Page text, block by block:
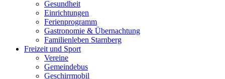
Gesundheit
Einrichtungen
Ferienprogramm
Gastronomie & Übernachtung
Familienleben Starnberg
Freizeit und Sport
Vereine
Gemeindebus
Geschirrmobil